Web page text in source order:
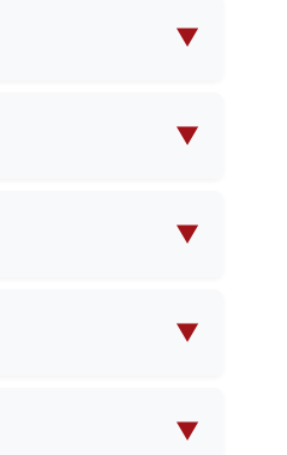
▼
e sui prezzi.
▼
▼
▼
necessari per▼